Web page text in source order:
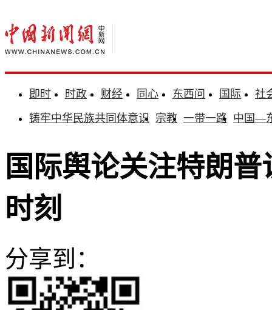
即时 时政 财经 同心 东西问 国际
社
铸牢中华民族共同体意识 宗教 一带一路 中国—
国际舆论关注特朗
时刻
分享到：